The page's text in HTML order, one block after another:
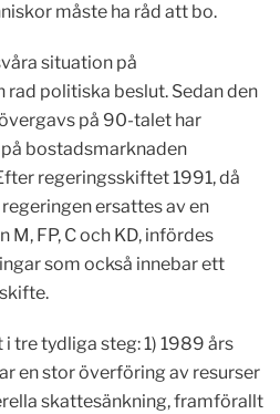
måste ha råd att bo.
situation på
rad politiska beslut. Sedan den
på 90-talet har
bostadsmarknaden
regeringsskiftet 1991, då
ersattes av en
FP, C och KD, infördes
som också innebar ett
tre tydliga steg: 1) 1989 års
en stor överföring av resurser
skattesänkning, framförallt